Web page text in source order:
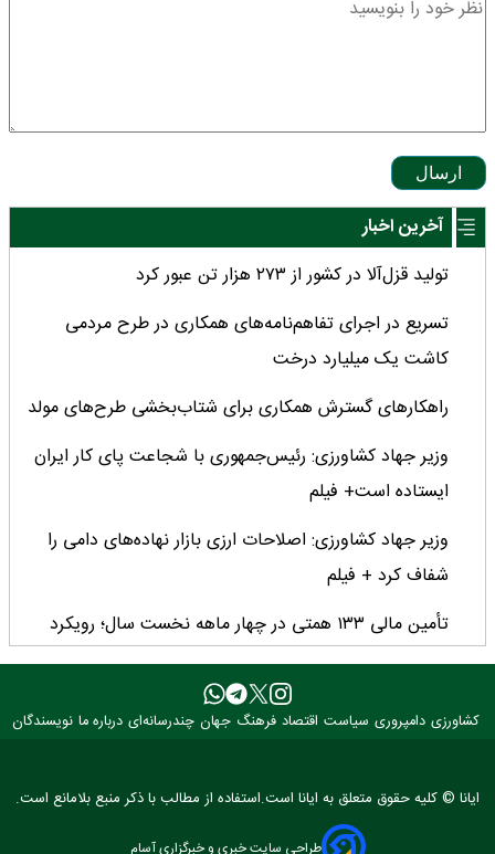
ارسال
آخرین اخبار
تولید قزل‌آلا در کشور از ۲۷۳ هزار تن عبور کرد
تسریع در اجرای تفاهم‌نامه‌های همکاری در طرح مردمی
کاشت یک میلیارد درخت
راهکارهای گسترش همکاری برای شتاب‌بخشی طرح‌های مولد
وزیر جهاد کشاورزی: رئیس‌جمهوری با شجاعت پای کار ایران
ایستاده است+ فیلم
وزیر جهاد کشاورزی: اصلاحات ارزی بازار نهاده‌های دامی را
شفاف کرد + فیلم
تأمین مالی ۱۳۳ همتی در چهار ماهه نخست سال؛ رویکرد
هدفمند بانک کشاورزی برای تضمین امنیت غذایی
فراخوان بین‌المللی فائو برای طراحی پوستر روز جهانی غذا
۳ عضو کمیسیون کشاورزی مجلس با وزیر جهاد کشاورزی
کشاورزی دامپروری سیاست اقتصاد فرهنگ جهان چندرسانه‌ای درباره ما نویسندگان
ایانا © کلیه حقوق متعلق به ایانا است.استفاده از مطالب با ذکر منبع بلامانع است.
طراحی سایت خبری و خبرگزاری آسام